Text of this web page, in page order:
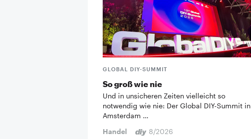
GLOBAL DIY-SUMMIT
So groß wie nie
Und in unsicheren Zeiten vielleicht so
notwendig wie nie: Der Global DIY-Summit in
Amsterdam …
Handel
8/2026